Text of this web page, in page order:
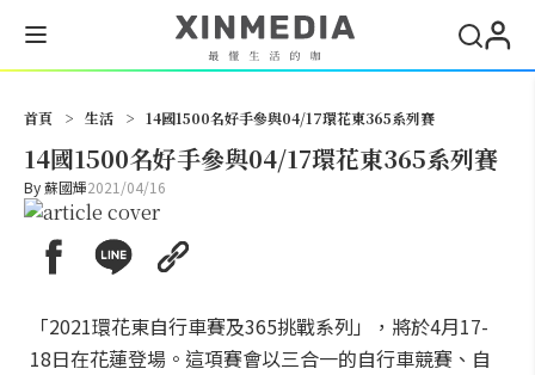
首頁 > 生活 > 14國1500名好手參與04/17環花東365系列賽
14國1500名好手參與04/17環花東365系列賽
By蘇國輝2021/04/16
「2021環花東自行車賽及365挑戰系列」，將於4月17-
18日在花蓮登場。這項賽會以三合一的自行車競賽、自